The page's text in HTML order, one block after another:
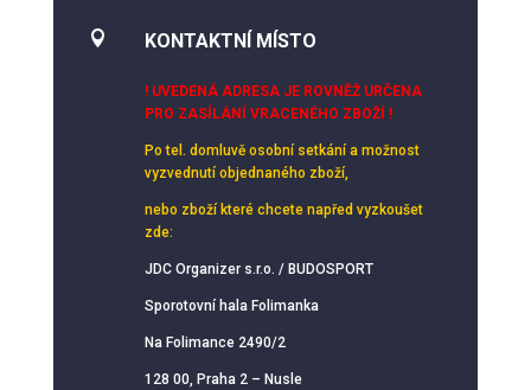
 KONTAKTNÍ MÍSTO
! UVEDENÁ ADRESA JE ROVNĚŽ URČENA
PRO ZASÍLÁNÍ VRACENÉHO ZBOŽÍ !
Po tel. domluvě osobní setkání a možnost
vyzvednutí objednaného zboží,
nebo zboží které chcete napřed vyzkoušet
zde:
JDC Organizer s.r.o. / BUDOSPORT
Sporotovní hala Folimanka
Na Folimance 2490/2
128 00, Praha 2 – Nusle